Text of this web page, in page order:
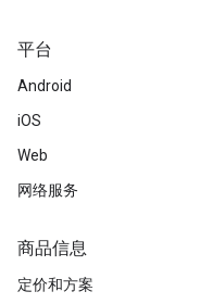
平台
Android
iOS
Web
网络服务
商品信息
定价和方案